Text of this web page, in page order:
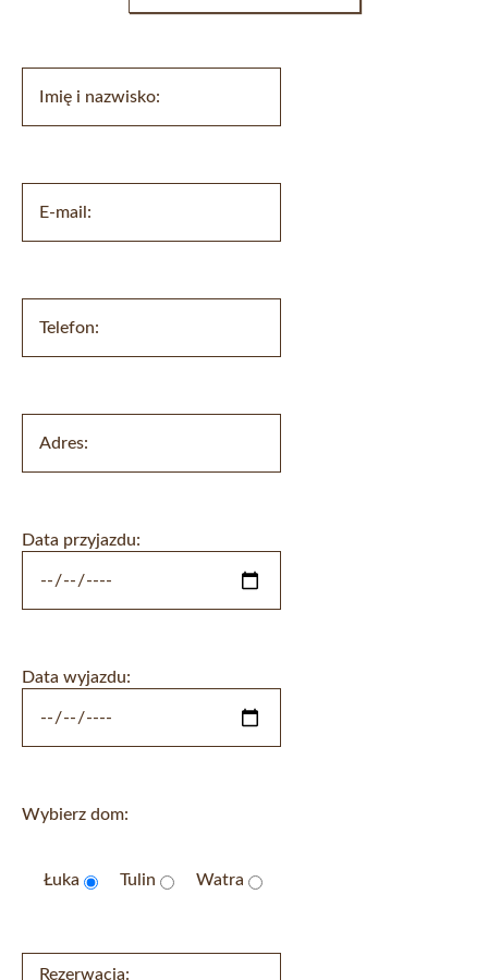
Data przyjazdu:
Data wyjazdu:
Wybierz dom:
Łuka Tulin Watra